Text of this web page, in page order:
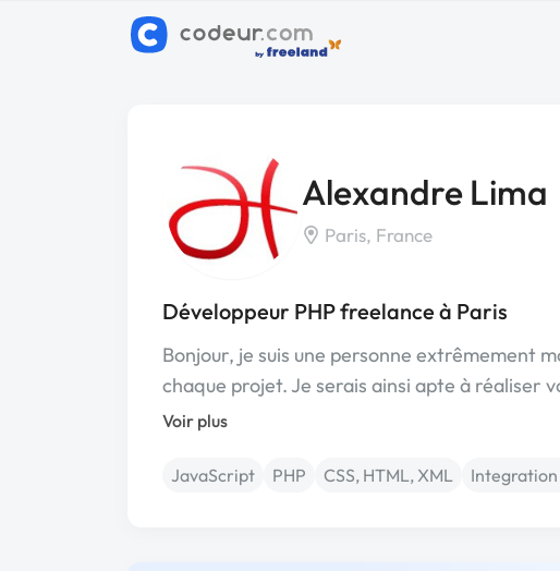
Alexandre Lima
Paris, France
Développeur PHP freelance à Paris
Bonjour, je suis une personne extrêmement
chaque projet. Je serais ainsi apte à réaliser
Voir plus
JavaScript PHP CSS, HTML, XML Integration